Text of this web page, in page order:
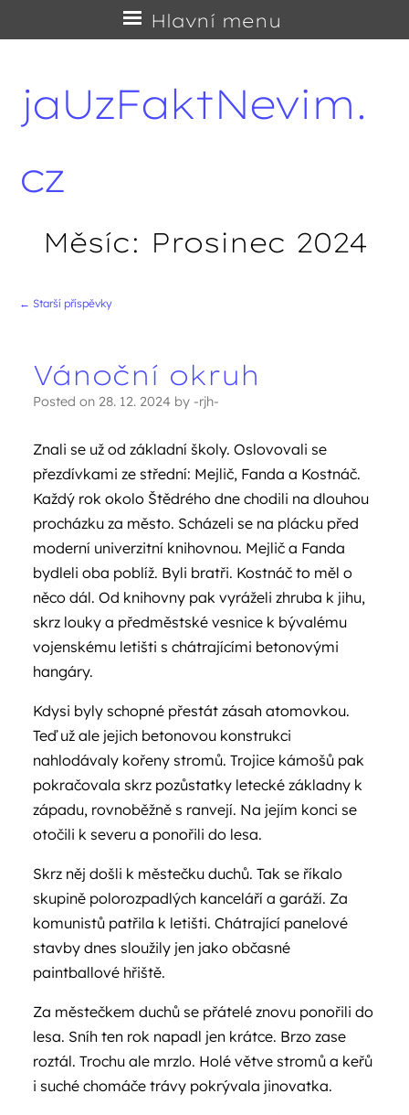
jaUzFaktNevim.
cz
Hlavní menu
na
Měsíc: Prosinec 2024
← Starší příspěvky
Vánoční okruh
Posted on 28. 12. 2024 by -rjh-
Znali se už od základní školy. Oslovovali se
přezdívkami ze střední: Mejlič, Fanda a Kostnáč.
Každý rok okolo Štědrého dne chodili na dlouhou
procházku za město. Scházeli se na plácku před
moderní univerzitní knihovnou. Mejlič a Fanda
bydleli oba poblíž. Byli bratři. Kostnáč to měl o
něco dál. Od knihovny pak vyráželi zhruba k jihu,
skrz louky a předměstské vesnice k bývalému
vojenskému letišti s chátrajícími betonovými
hangáry.
Kdysi byly schopné přestát zásah atomovkou.
Teď už ale jejich betonovou konstrukci
nahlodávaly kořeny stromů. Trojice kámošů pak
pokračovala skrz pozůstatky letecké základny k
západu, rovnoběžně s ranvejí. Na jejím konci se
otočili k severu a ponořili do lesa.
Skrz něj došli k městečku duchů. Tak se říkalo
skupině polorozpadlých kanceláří a garáží. Za
komunistů patřila k letišti. Chátrající panelové
stavby dnes sloužily jen jako občasné
paintballové hřiště.
Za městečkem duchů se přátelé znovu ponořili do
lesa. Sníh ten rok napadl jen krátce. Brzo zase
roztál. Trochu ale mrzlo. Holé větve stromů a keřů
i suché chomáče trávy pokrývala jinovatka.